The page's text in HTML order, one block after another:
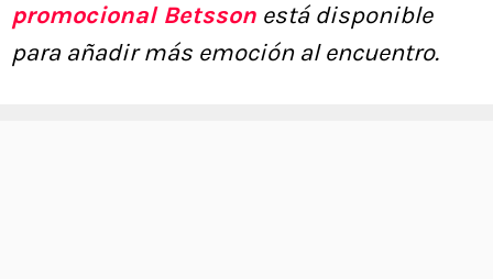
promocional Betsson está disponible
para añadir más emoción al encuentro.